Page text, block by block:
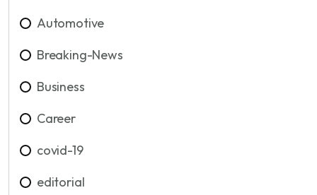
Automotive
Breaking-News
Business
Career
covid-19
editorial